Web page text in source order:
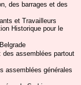
des barrages et des
et Travailleurs
Historique pour le
des assemblées partout
assemblées générales